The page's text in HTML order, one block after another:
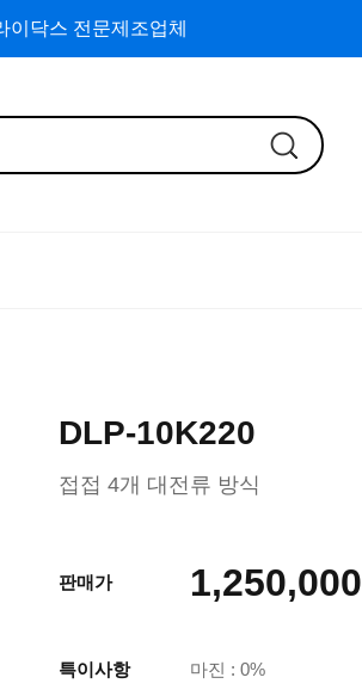
이닥스 전문제조업체
DLP-10K220
접접 4개 대전류 방식
판매가 1,250,000
특이사항 마진 : 0%